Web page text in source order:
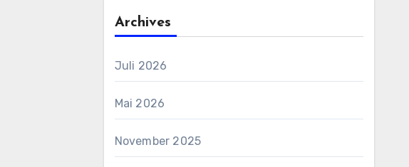
Archives
Juli 2026
Mai 2026
November 2025